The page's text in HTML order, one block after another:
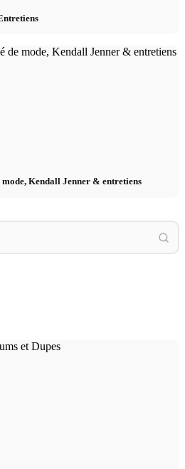
Kendall Jenner & entretiens